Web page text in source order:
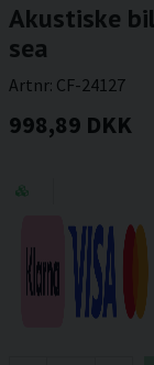
Akustiske
sea
Artnr: CF-24127
998,89 DKK